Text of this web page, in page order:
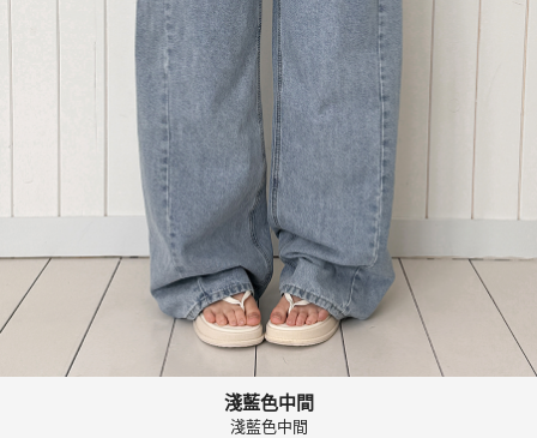
淺藍色中間
淺藍色中間